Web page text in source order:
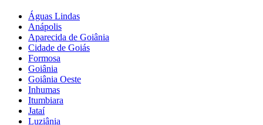
Águas Lindas
Anápolis
Aparecida de Goiânia
Cidade de Goiás
Formosa
Goiânia
Goiânia Oeste
Inhumas
Itumbiara
Jataí
Luziânia